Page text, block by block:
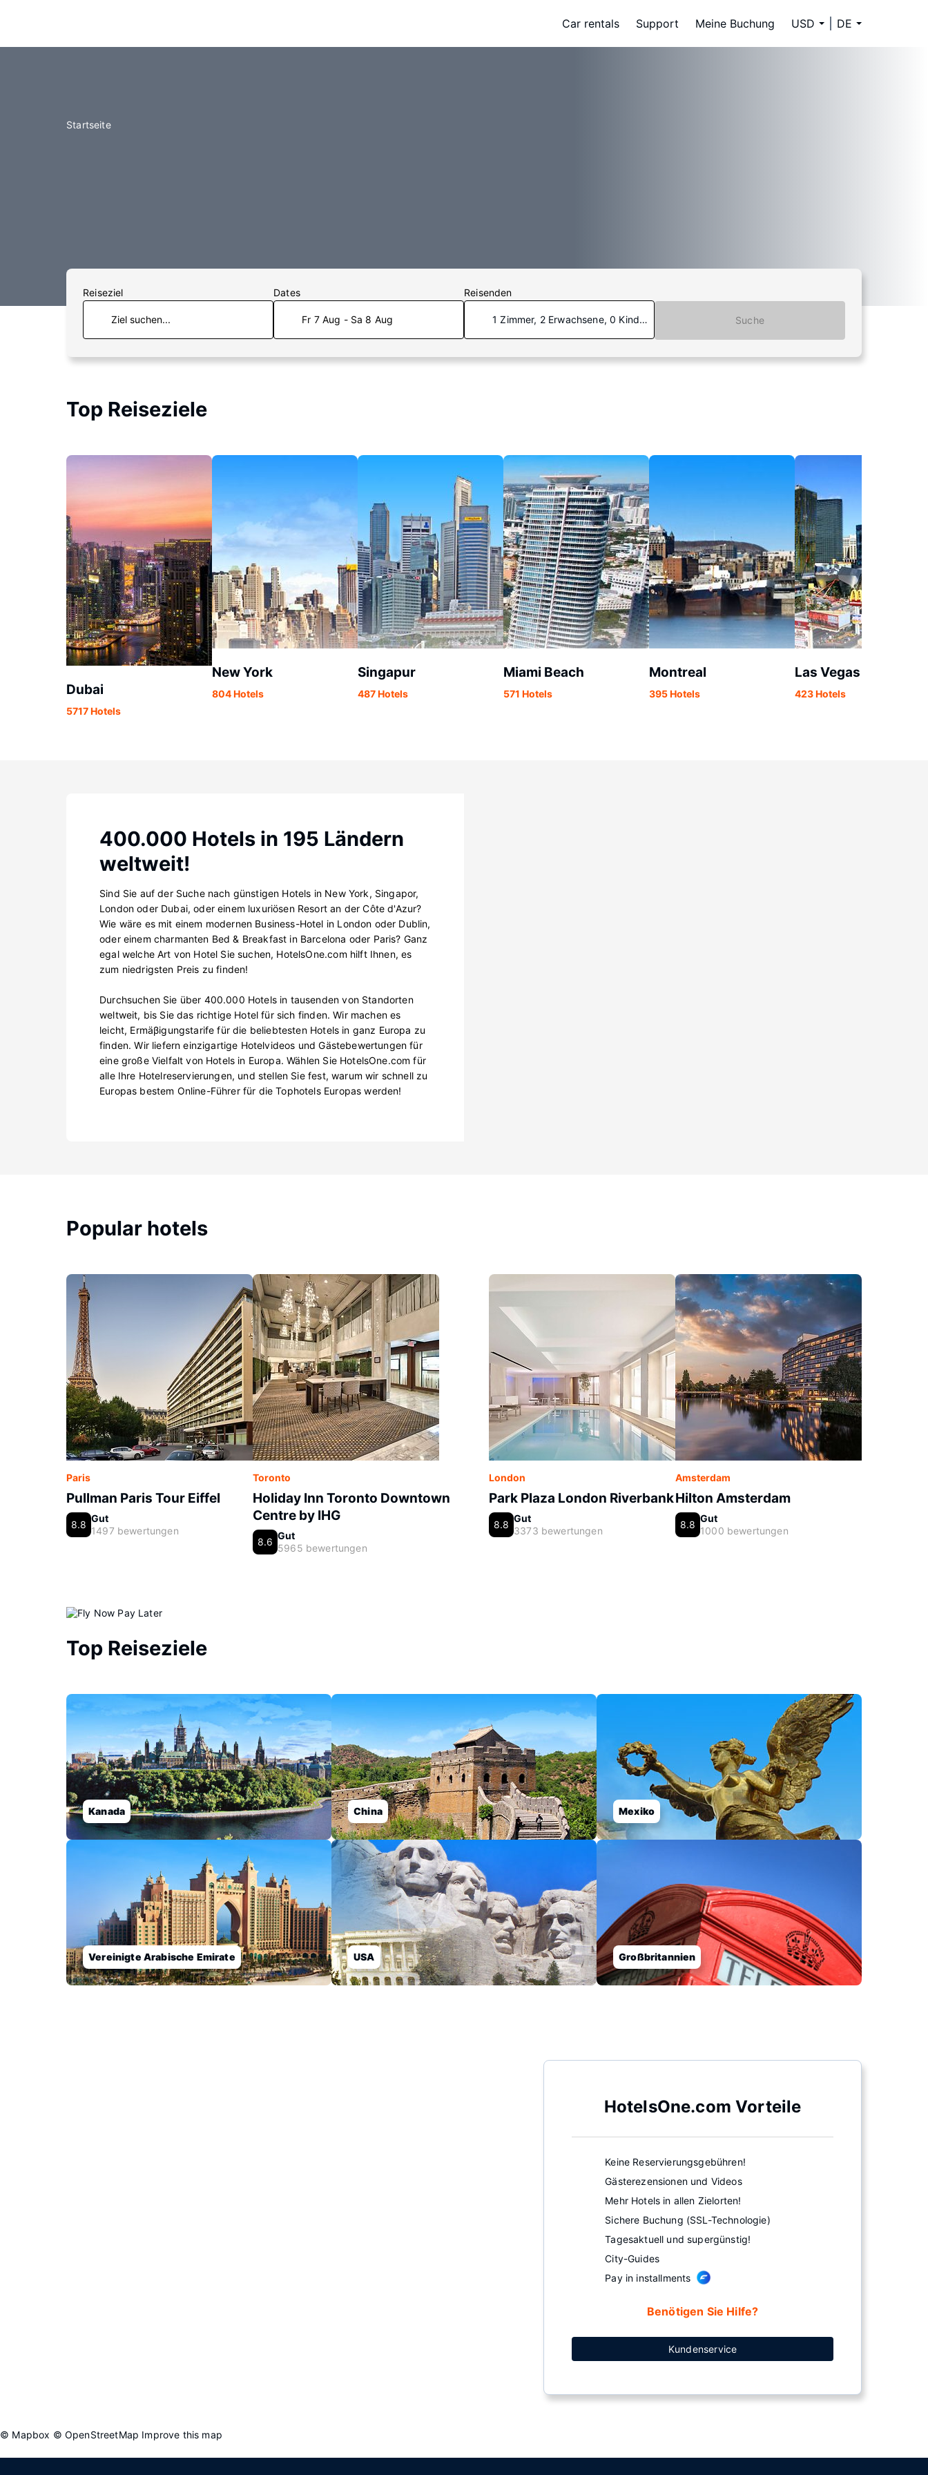
Car rentals Support Meine Buchung USD DE
Startseite
Reiseziel Dates
Fr 7 Aug - Sa 8 Aug
Reisenden
1 Zimmer, 2 Erwachsene, 0 Kinder Suche
Top Reiseziele
Dubai
5717 Hotels
New York
804 Hotels
Singapur
487 Hotels
Miami Beach
571 Hotels
Montreal
395 Hotels
Las Vegas
423 Hotels
400.000 Hotels in 195 Ländern
weltweit!
Sind Sie auf der Suche nach günstigen Hotels in New York, Singapor,
London oder Dubai, oder einem luxuriösen Resort an der Côte d'Azur?
Wie wäre es mit einem modernen Business-Hotel in London oder Dublin,
oder einem charmanten Bed & Breakfast in Barcelona oder Paris? Ganz
egal welche Art von Hotel Sie suchen, HotelsOne.com hilft Ihnen, es
zum niedrigsten Preis zu finden!
Durchsuchen Sie über 400.000 Hotels in tausenden von Standorten
weltweit, bis Sie das richtige Hotel für sich finden. Wir machen es
leicht, Ermäβigungstarife für die beliebtesten Hotels in ganz Europa zu
finden. Wir liefern einzigartige Hotelvideos und Gästebewertungen für
eine große Vielfalt von Hotels in Europa. Wählen Sie HotelsOne.com für
alle Ihre Hotelreservierungen, und stellen Sie fest, warum wir schnell zu
Europas bestem Online-Führer für die Tophotels Europas werden!
Popular hotels
Paris
Pullman Paris Tour Eiffel
8.8
Gut
1497 bewertungen
Toronto
Holiday Inn Toronto Downtown
Centre by IHG
8.6
Gut
5965 bewertungen
London
Park Plaza London Riverbank
8.8
Gut
3373 bewertungen
Amsterdam
Hilton Amsterdam
8.8
Gut
1000 bewertungen
Top Reiseziele
Kanada China Mexiko
Vereinigte Arabische Emirate USA Großbritannien
HotelsOne.com Vorteile
Keine Reservierungsgebühren!
Gästerezensionen und Videos
Mehr Hotels in allen Zielorten!
Sichere Buchung (SSL-Technologie)
Tagesaktuell und supergünstig!
City-Guides
Pay in installments
Benötigen Sie Hilfe?
Kundenservice
© Mapbox © OpenStreetMap Improve this map